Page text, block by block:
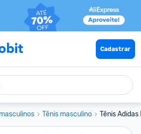
Cadastrar
Tênis masculino Tênis Adidas